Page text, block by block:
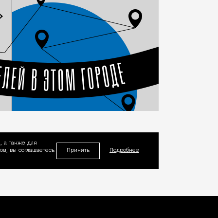
а также для
вы соглашаетесь
Принять Подробнее